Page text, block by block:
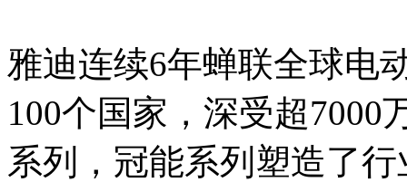
雅迪连续6年蝉联全球电
100个国家，深受超7000
系列，冠能系列塑造了